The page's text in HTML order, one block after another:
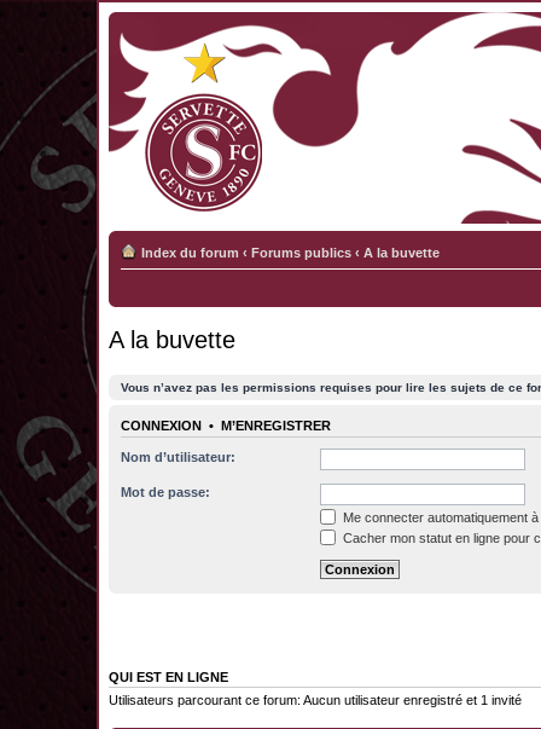
Index du forum ‹ Forums publics ‹ A la buvette
A la buvette
Vous n’avez pas les permissions requises pour lire les sujets de ce
CONNEXION • M’ENREGISTRER
Nom d’utilisateur:
Mot de passe:
Me connecter automatiquement
Cacher mon statut en ligne pour
QUI EST EN LIGNE
Utilisateurs parcourant ce forum: Aucun utilisateur enregistré et 1 invité